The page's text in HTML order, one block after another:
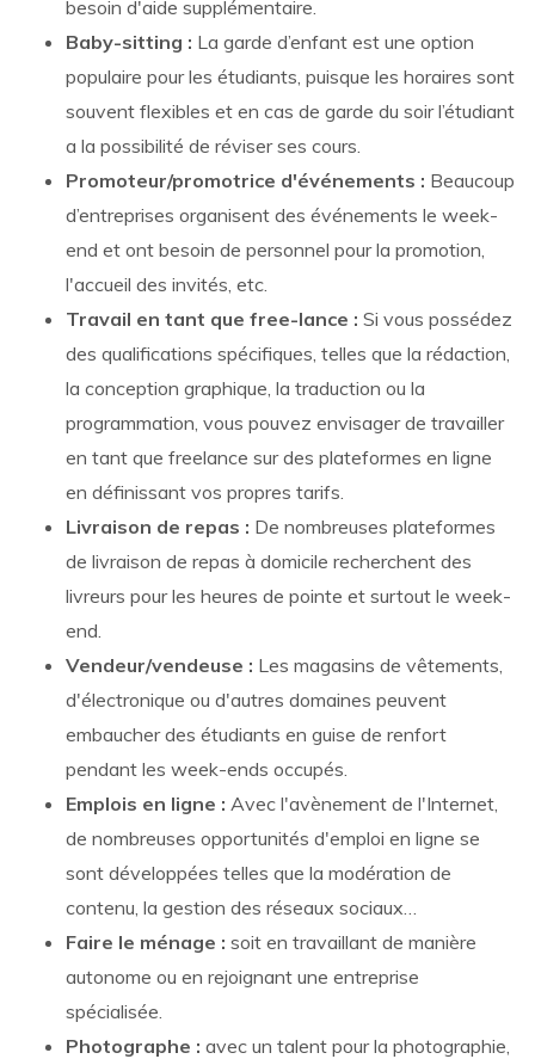
besoin d'aide supplémentaire.
Baby-sitting : La garde d’enfant est une option
populaire pour les étudiants, puisque les horaires sont
souvent flexibles et en cas de garde du soir l’étudiant
a la possibilité de réviser ses cours.
Promoteur/promotrice d'événements : Beaucoup
d’entreprises organisent des événements le week-
end et ont besoin de personnel pour la promotion,
l'accueil des invités, etc.
Travail en tant que free-lance : Si vous possédez
des qualifications spécifiques, telles que la rédaction,
la conception graphique, la traduction ou la
programmation, vous pouvez envisager de travailler
en tant que freelance sur des plateformes en ligne
en définissant vos propres tarifs.
Livraison de repas : De nombreuses plateformes
de livraison de repas à domicile recherchent des
livreurs pour les heures de pointe et surtout le week-
end.
Vendeur/vendeuse : Les magasins de vêtements,
d'électronique ou d'autres domaines peuvent
embaucher des étudiants en guise de renfort
pendant les week-ends occupés.
Emplois en ligne : Avec l'avènement de l'Internet,
de nombreuses opportunités d'emploi en ligne se
sont développées telles que la modération de
contenu, la gestion des réseaux sociaux…
Faire le ménage : soit en travaillant de manière
autonome ou en rejoignant une entreprise
spécialisée.
Photographe : avec un talent pour la photographie,